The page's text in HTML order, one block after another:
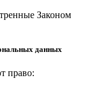
Законом
данных
право: